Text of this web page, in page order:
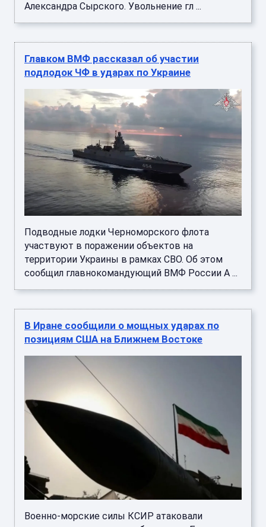
Александра Сырского. Увольнение гл ...
Главком ВМФ рассказал об участии
подлодок ЧФ в ударах по Украине
Подводные лодки Черноморского флота
участвуют в поражении объектов на
территории Украины в рамках СВО. Об этом
сообщил главнокомандующий ВМФ России А ...
В Иране сообщили о мощных ударах по
позициям США на Ближнем Востоке
Военно-морские силы КСИР атаковали